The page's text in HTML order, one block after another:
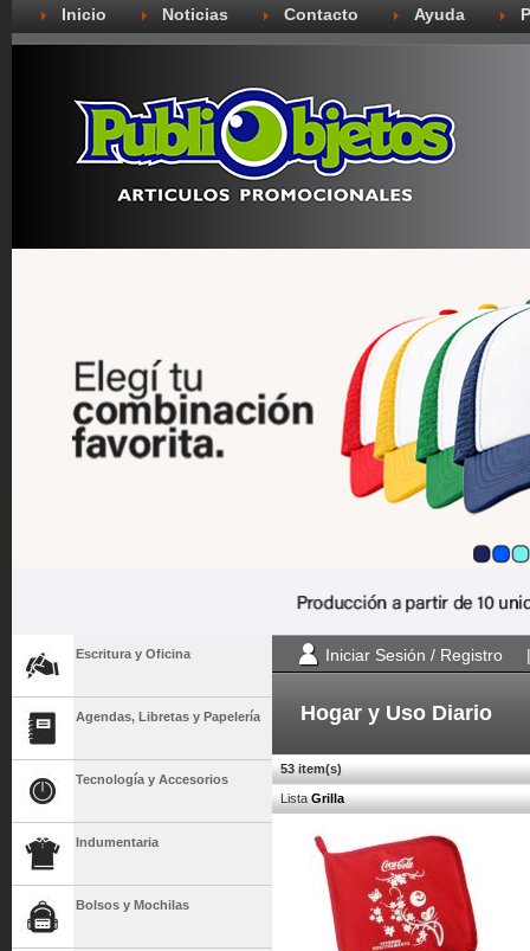
Inicio Noticias Contacto Ayuda
Escritura y Oficina
Agendas, Libretas y Papelería
Tecnología y Accesorios
Indumentaria
Bolsos y Mochilas
Iniciar Sesión / Registro |
Hogar y Uso Diario
53 item(s)
Lista Grilla